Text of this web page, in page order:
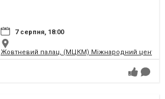
7 серпня, 18:00
Жовтневий палац, (МЦКМ) Міжнародний центр